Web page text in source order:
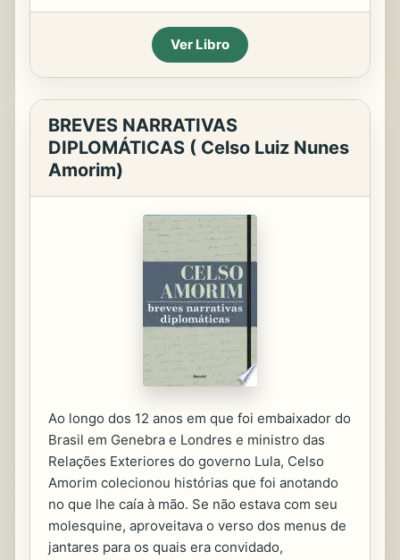
Ver Libro
BREVES NARRATIVAS
DIPLOMÁTICAS ( Celso Luiz Nunes
Amorim)
Ao longo dos 12 anos em que foi embaixador do
Brasil em Genebra e Londres e ministro das
Relações Exteriores do governo Lula, Celso
Amorim colecionou histórias que foi anotando
no que lhe caía à mão. Se não estava com seu
molesquine, aproveitava o verso dos menus de
jantares para os quais era convidado,